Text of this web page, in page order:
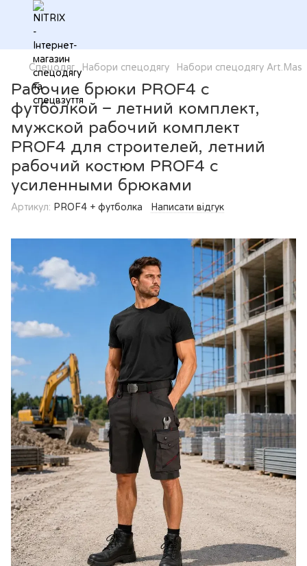
Спецодяг Набори спецодягу Набори спецодягу Art.Mas
Рабочие брюки PROF4 с
футболкой – летний комплект,
мужской рабочий комплект
PROF4 для строителей, летний
рабочий костюм PROF4 с
усиленными брюками
Артикул: PROF4 + футболка Написати відгук